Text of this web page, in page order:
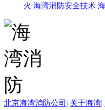
火 海湾消防安全技术
北京海湾消防公司 | 关于海湾|